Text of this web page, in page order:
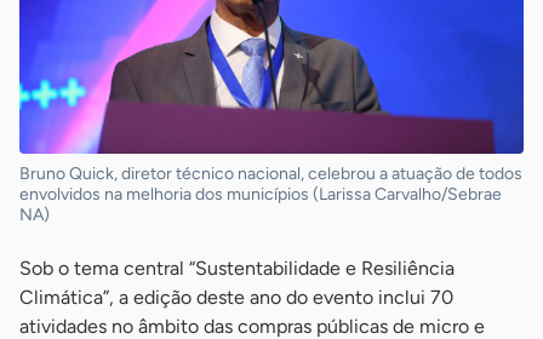
Bruno Quick, diretor técnico nacional, celebrou a atuação de todos
envolvidos na melhoria dos municípios (Larissa Carvalho/Sebrae
NA)
Sob o tema central “Sustentabilidade e Resiliência
Climática”, a edição deste ano do evento inclui 70
atividades no âmbito das compras públicas de micro e